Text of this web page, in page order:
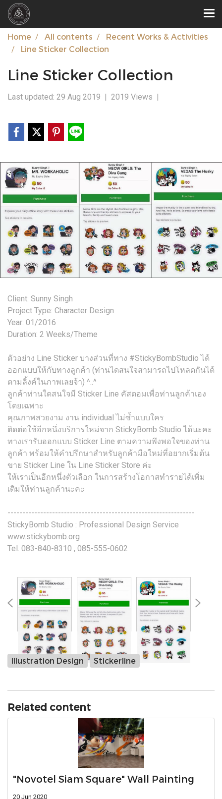
Home All contents
Recent Works & Activities
Line Sticker Collection
Line Sticker Collection
Last updated: 29 Aug 2019 | 2019 Views |
​​Client: Sunny Singh
Project Type: Character Design
Year: 01/2016
Duration: 2 Weeks/Theme
ตัวอย่าง Line Sticker บางส่วนที่ทาง ‪#‎StickyBombStudio‬ ได้
ออกแบบให้กับทางลูกค้า (ท่านไดสนใจสามารถไปโหลดกันได้
ตามลิ้งค์ในภาพเลยจ้า) ^..^
ลูกค้าท่านใดสนใจมี Sticker Line คัสตอมเพื่อท่านลูกค้าเอง
โดยเฉพาะ
คุณภาพสวยงาม งาน individual ไม่ซ้ำแบบใคร
ติดต่อใช้อีกหนึ่งบริการใหม่จาก StickyBomb Studio ได้นะคะ
ทางเรารับออกแบบ Sticker Line ตามความพึงพอใจของท่าน
ลูกค้า พร้อมให้คำปรึกษาสำหรับลูกค้ามือใหม่ที่อยากเริ่มต้น
ขาย Sticker Line ใน Line Sticker Store ค่ะ
ให้เราเป็นอีกหนึ่งตัวเลือก ในการสร้างโอกาสทำรายได้เพิ่ม
เติมให้ท่านลูกค้านะคะ
---------------------------------------------------------------
StickyBomb Studio : Professional Design Service
www.stickybomb.org
Tel. 083-840-8310 , 085-555-0602
Illustration Design Stickerline
Related content
"Novotel Siam Square" Wall Painting
20 Jun 2020